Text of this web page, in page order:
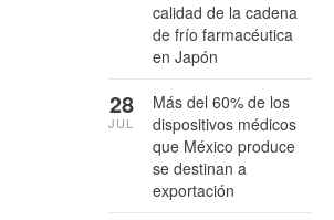
calidad de la cadena
de frío farmacéutica
en Japón
Más del 60% de los
dispositivos médicos
que México produce
se destinan a
exportación
28
JUL